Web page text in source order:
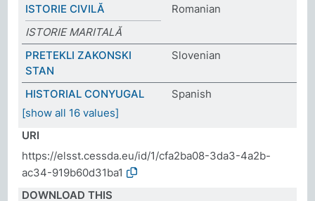
ISTORIE CIVILĂ
Romanian
ISTORIE MARITALĂ
PRETEKLI ZAKONSKI
STAN
Slovenian
HISTORIAL CONYUGAL
Spanish
[show all 16 values]
URI
https://elsst.cessda.eu/id/1/cfa2ba08-3da3-4a2b-
ac34-919b60d31ba1
DOWNLOAD THIS